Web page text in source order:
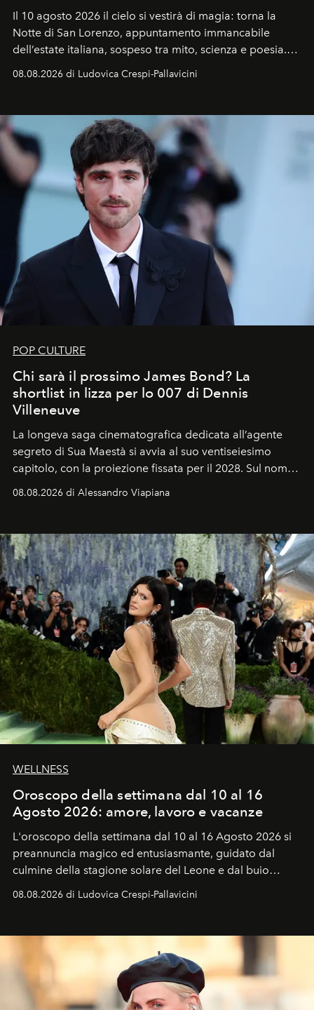
Il 10 agosto 2026 il cielo si vestirà di magia: torna la
Notte di San Lorenzo, appuntamento immancabile
dell’estate italiana, sospeso tra mito, scienza e poesia.
celeste per seguire il passaggio delle
all’universo i desideri più segreti
08.08.2026 di Ludovica Crespi-Pallavicini
POP CULTURE
Chi sarà il prossimo James Bond? La
shortlist in lizza per lo 007 di Dennis
Villeneuve
La longeva saga cinematografica dedicata all’agente
segreto di Sua Maestà si avvia al suo ventiseiesimo
capitolo, con la proiezione fissata per il 2028. Sul nome
Craig, però, regna ancora il più assoluto riserbo.
08.08.2026 di Alessandro Viapiana
WELLNESS
Oroscopo della settimana dal 10 al 16
Agosto 2026: amore, lavoro e vacanze
L'oroscopo della settimana dal 10 al 16 Agosto 2026 si
preannuncia magico ed entusiasmante, guidato dal
culmine della stagione solare del Leone e dal buio
ideale per la notte delle Perseidi.
08.08.2026 di Ludovica Crespi-Pallavicini